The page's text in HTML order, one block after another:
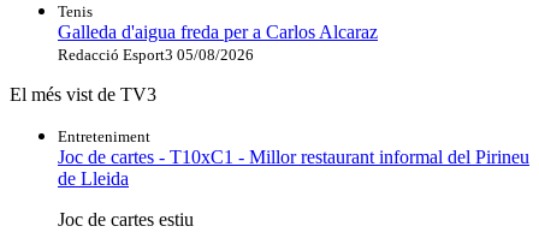
Tenis
Galleda d'aigua freda per a Carlos Alcaraz
Redacció Esport3 05/08/2026
El més vist de TV3
Entreteniment
Joc de cartes - T10xC1 - Millor restaurant informal del Pirineu
de Lleida
Joc de cartes estiu